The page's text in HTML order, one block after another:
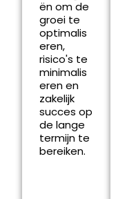
ën om de
groei te
optimalis
eren,
risico's te
minimalis
eren en
zakelijk
succes op
de lange
termijn te
bereiken.